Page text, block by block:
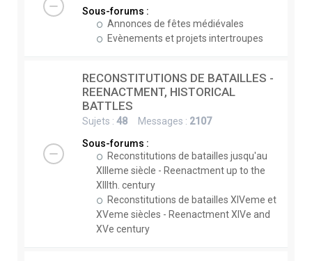
Sous-forums :
Annonces de fêtes médiévales
Evènements et projets intertroupes
RECONSTITUTIONS DE BATAILLES -
REENACTMENT, HISTORICAL
BATTLES
Sujets : 48 Messages : 2107
Sous-forums :
Reconstitutions de batailles jusqu'au
XIIIeme siècle - Reenactment up to the
XIIIth. century
Reconstitutions de batailles XIVeme et
XVeme siècles - Reenactment XIVe and
XVe century